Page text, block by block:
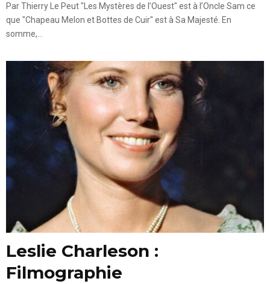
Par Thierry Le Peut "Les Mystères de l’Ouest" est à l’Oncle Sam ce
que "Chapeau Melon et Bottes de Cuir" est à Sa Majesté. En
somme,...
Leslie Charleson :
Filmographie